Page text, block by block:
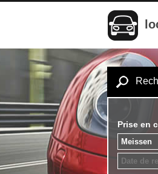
Prise en